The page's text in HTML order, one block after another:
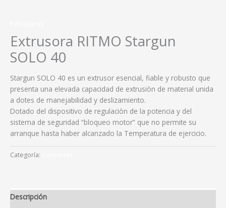
Extrusora RITMO Stargun
SOLO 40
Stargun SOLO 40 es un extrusor esencial, fiable y robusto que
presenta una elevada capacidad de extrusiòn de material unida
a dotes de manejabilidad y deslizamiento.
Dotado del dispositivo de regulaciòn de la potencia y del
sistema de seguridad “bloqueo motor” que no permite su
arranque hasta haber alcanzado la Temperatura de ejercicio.
Categoría:
Descripción